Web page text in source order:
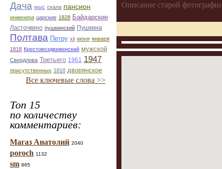
Дача мыс скала пансион
инженера царские 1828 Байдарские
Ласточкино пушкинский Пушкина
Полтава Петру xii июня января
1818 Крестовоздвиженский мужской
Свердлова Третьего 1961 1947
присутственных 1810 дворянское
Все ключевые слова >>
Топ 15
по количеству
комментариев:
Магаз Анатолий 2040
poroch 1132
sm 865
Описание старой